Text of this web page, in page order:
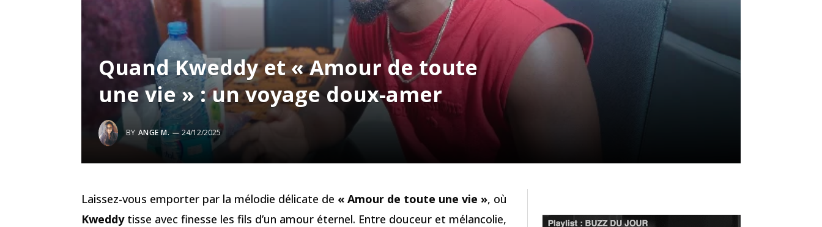
Quand Kweddy et « Amour de toute
une vie » : un voyage doux-amer
BY ANGE M. 24/12/2025
Laissez-vous emporter par la mélodie délicate de « Amour de toute une vie », où
Kweddytisse avec finesse les fils d’un amour éternel. Entre douceur et mélancolie,